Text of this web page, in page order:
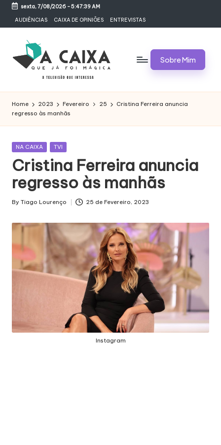
content
sexta, 7/08/2026-5:47:40 AM
AUDIÊNCIAS CAIXA DE OPINIÕES ENTREVISTAS
A
C
A
I
X
A
Q
U
E
J
Á
F
M
Programas,
e
Bastidores
Sobre Mim
Home 2023 Fevereiro 25
Cristina Ferreira anuncia
regresso às manhãs
Posted
NA CAIXA TVI
Cristina Ferreira anuncia
regresso às manhãs
Posted
By Tiago Lourenço 25 de Fevereiro, 2023
Instagram